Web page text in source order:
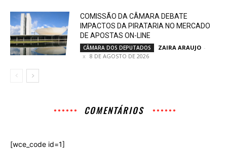
COMISSÃO DA CÂMARA DEBATE
IMPACTOS DA PIRATARIA NO MERCADO
DE APOSTAS ON-LINE
CÂMARA DOS DEPUTADOS ZAIRA ARAUJO -
8 DE AGOSTO DE 2026
COMENTÁRIOS
[wce_code id=1]